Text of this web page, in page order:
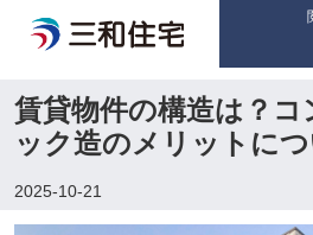
賃貸物件の構造は？コ
ック造のメリットに
2025-10-21